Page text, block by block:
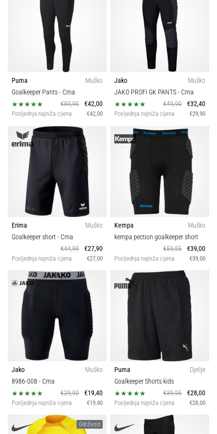
Puma
Muško
Goalkeeper Pants- Crna
€59,95
€42,00
Posljednja najniža cijena €42,00
Jako
Muško
JAKO PROFI GK PANTS- Crna
€49,90
€32,40
Posljednja najniža cijena €29,90
Erima
Muško
Goalkeeper short- Crna
€44,99
€27,90
Posljednja najniža cijena €27,00
Kempa
Muško
kempa pection goalkeeper short
€59,95
€39,00
Posljednja najniža cijena €39,00
Jako
Muško
8986-008 - Crna
€29,90
€19,40
Posljednja najniža cijena €19,40
Puma
Dječje
Goalkeeper Shorts kids
€39,95
€28,00
Posljednja najniža cijena €28,00
Održivost